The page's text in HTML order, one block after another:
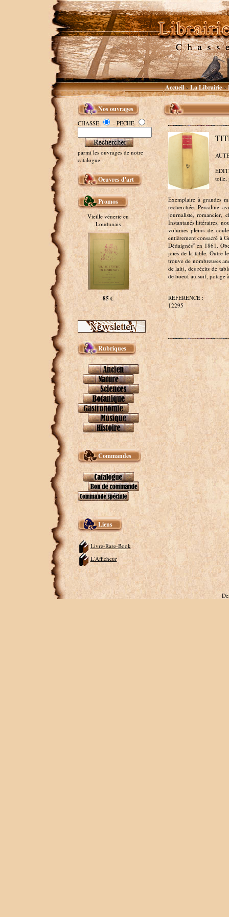
Accueil~La Librairie~
Nos ouvrages
CHASSE - PECHE
parmi les ouvrages de notre
catalogue.
Oeuvres d'art
Promos
Vieille vénerie en
Loudunais
85 €
Rubriques
Commandes
Liens
Livre-Rare-Book
L'Afficheur
toile,
Exemplaire à grandes
recherchée. Percaline
journaliste, romancier,
Instantanés littéraires,
volumes pleins de
entièrement consacré à
Dédaignés” en 1861.
joies de la table. Outre
trouve de nombreuses
de lait), des récits de
de boeuf au suif, potage
REFERENCE :
12295